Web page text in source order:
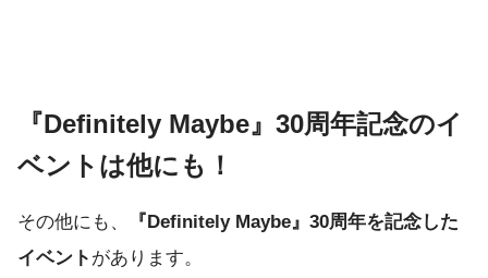
『Definitely Maybe』30周年記念のイ
ベントは他にも！
その他にも、
『Definitely Maybe』30周年を記念した
イベント があります。